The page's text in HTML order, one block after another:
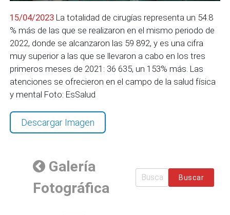
15/04/2023 La totalidad de cirugías representa un 54.8
% más de las que se realizaron en el mismo periodo de
2022, donde se alcanzaron las 59 892, y es una cifra
muy superior a las que se llevaron a cabo en los tres
primeros meses de 2021: 36 635, un 153% más. Las
atenciones se ofrecieron en el campo de la salud física
y mental Foto: EsSalud
Descargar Imagen
Galería
Fotográfica
Buscar